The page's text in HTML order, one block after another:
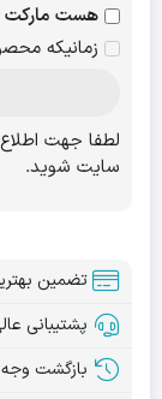
هست مارکت
زمانیکه
لطفا جهت
سایت شوید.
تضمین
پشتیبانی عالی ۲۴ ساعته، ۷ روز
بازگشت